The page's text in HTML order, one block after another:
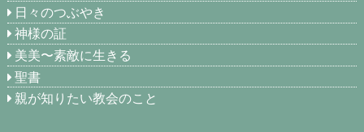
日々のつぶやき
神様の証
美美〜素敵に生きる
聖書
親が知りたい教会のこと